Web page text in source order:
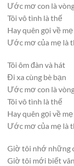
Ước mơ con là
Tôi vô tình là thế
Hay quên gọi về mẹ
Ước mơ của mẹ là
Tôi ôm đàn và hát
Đi xa cùng bè bạn
Ước mơ con là
Tôi vô tình là thế
Hay quên gọi về mẹ
Ước mơ của mẹ là
Giờ tôi nhớ những
Giờ tôi mới biết